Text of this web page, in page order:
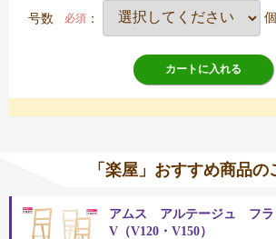
号数 必須 ：
カートに入れる
「楽屋」おすすめ商品の
アムス アルテージュ フラ
V（V120・V150）